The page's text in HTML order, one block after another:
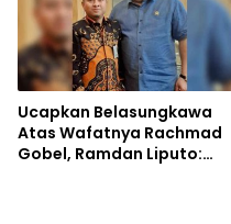
Ucapkan Belasungkawa
Atas Wafatnya Rachmad
Gobel, Ramdan Liputo: